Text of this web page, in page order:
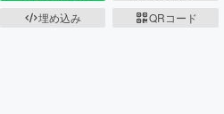
埋め込み
QRコード